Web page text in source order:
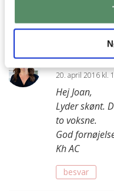
Ann-
20. april 2016 kl.
Hej Joan,
Lyder skønt.
to voksne.
God
Kh AC
besvar